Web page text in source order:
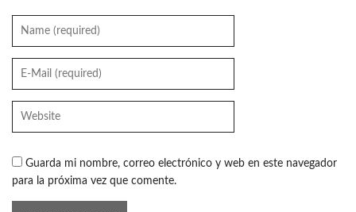
Guarda mi nombre, correo electrónico y web en este navegador
para la próxima vez que comente.